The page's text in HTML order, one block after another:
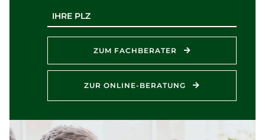
Postleitzahl
ZUM FACHBERATER
ZUR ONLINE-BERATUNG